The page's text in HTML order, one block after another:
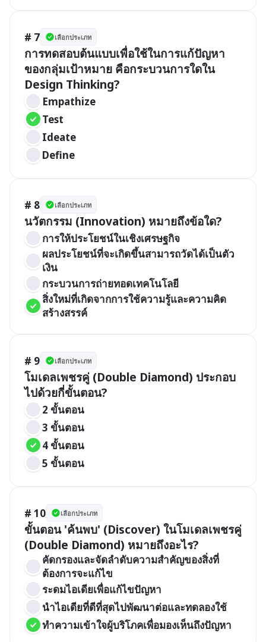
# 7 เลือกประเภท
การทดสอบต้นแบบเพื่อใช้ในการแก้ปัญหา
ของกลุ่มเป้าหมาย คือกระบวนการใดใน
Design Thinking?
Empathize
Test
Ideate
Define
# 8 เลือกประเภท
นวัตกรรม (Innovation) หมายถึงข้อใด?
การให้ประโยชน์ในเชิงเศรษฐกิจ
ผลประโยชน์ที่จะเกิดขึ้นสามารถวัดได้เป็นตัว
เงิน
กระบวนการถ่ายทอดเทคโนโลยี
สิ่งใหม่ที่เกิดจากการใช้ความรู้และความคิด
สร้างสรรค์
# 9 เลือกประเภท
โมเดลเพชรคู่ (Double Diamond) ประกอบ
ไปด้วยกี่ขั้นตอน?
2 ขั้นตอน
3 ขั้นตอน
4 ขั้นตอน
5 ขั้นตอน
# 10 เลือกประเภท
ขั้นตอน 'ค้นพบ' (Discover) ในโมเดลเพชรคู่
(Double Diamond) หมายถึงอะไร?
คัดกรองและจัดลำดับความสำคัญของสิ่งที่
ต้องการจะแก้ไข
ระดมไอเดียเพื่อแก้ไขปัญหา
นำไอเดียที่ดีที่สุดไปพัฒนาต่อและทดลองใช้
ทำความเข้าใจผู้บริโภคเพื่อมองเห็นถึงปัญหา